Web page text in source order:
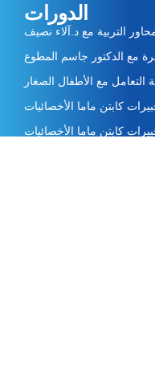
الدورات
التربية مع د.آلاء نصيف
مع الدكتور جاسم المطوع
التعامل مع الأطفال الصغار
كابتن ماما الأخصائيات
كابتن ماما الأخصائيات